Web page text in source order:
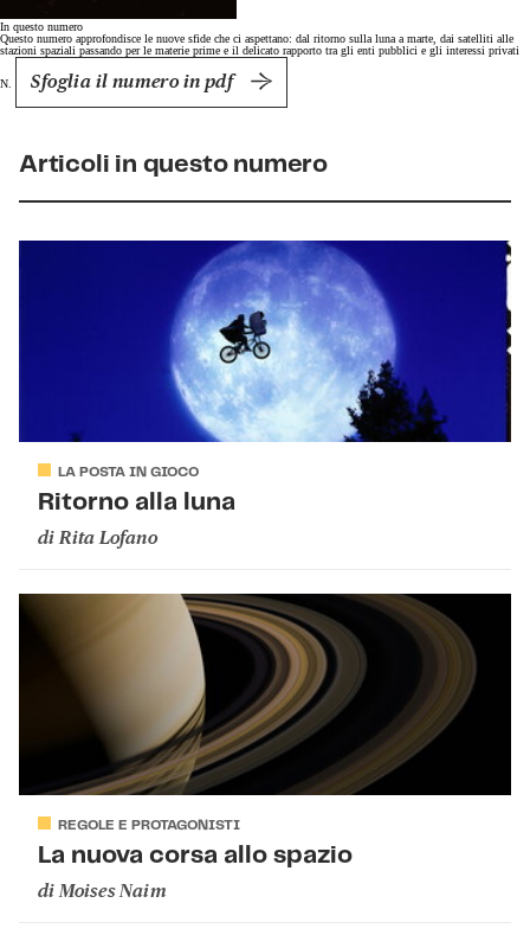
In questo numero
Questo numero approfondisce le nuove sfide che ci aspettano: dal ritorno sulla luna a marte, dai satelliti alle
stazioni spaziali passando per le materie prime e il delicato rapporto tra gli enti pubblici e gli interessi privati
N. Sfoglia il numero in pdf
Articoli in questo numero
LA POSTA IN GIOCO
Ritorno alla luna
di Rita Lofano
REGOLE E PROTAGONISTI
La nuova corsa allo spazio
di Moises Naim